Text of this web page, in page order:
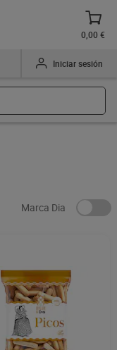
0,00 €
Iniciar sesión
Marca Dia